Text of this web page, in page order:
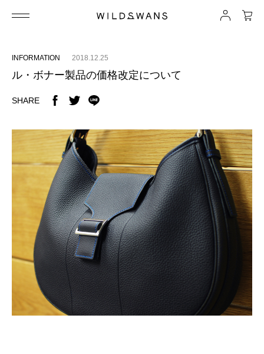
INFORMATION 2018.12.25
ル・ボナー製品の価格改定について
SHARE